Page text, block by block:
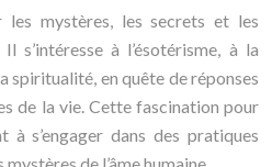
mystères, les secrets et les
s’intéresse à l’ésotérisme, à la
spiritualité, en quête de réponses
de la vie. Cette fascination pour
à s’engager dans des pratiques